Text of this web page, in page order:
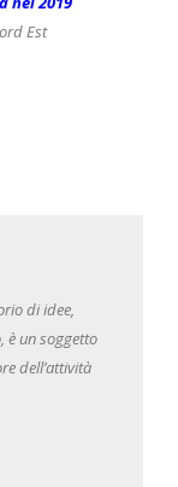
Est
di idee,
è un soggetto
dell’attività